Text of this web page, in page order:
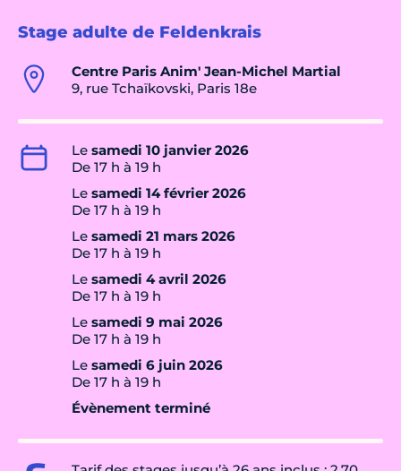
Stage adulte de Feldenkrais
Centre Paris Anim' Jean-Michel Martial
9, rue Tchaïkovski, Paris 18e
Le samedi 10 janvier 2026
De 17 h à 19 h
Le samedi 14 février 2026
De 17 h à 19 h
Le samedi 21 mars 2026
De 17 h à 19 h
Le samedi 4 avril 2026
De 17 h à 19 h
Le samedi 9 mai 2026
De 17 h à 19 h
Le samedi 6 juin 2026
De 17 h à 19 h
Évènement terminé